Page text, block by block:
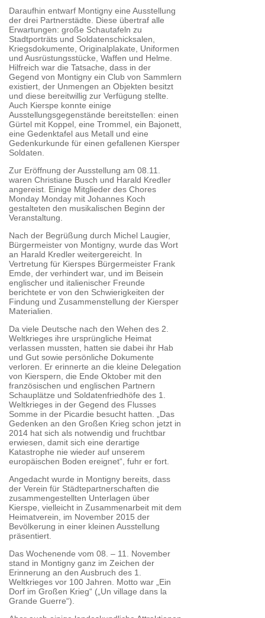
Daraufhin entwarf Montigny eine Ausstellung
der drei Partnerstädte. Diese übertraf alle
Erwartungen: große Schautafeln zu
Stadtporträts und Soldatenschicksalen,
Kriegsdokumente, Originalplakate, Uniformen
und Ausrüstungsstücke, Waffen und Helme.
Hilfreich war die Tatsache, dass in der
Gegend von Montigny ein Club von Sammlern
existiert, der Unmengen an Objekten besitzt
und diese bereitwillig zur Verfügung stellte.
Auch Kierspe konnte einige
Ausstellungsgegenstände bereitstellen: einen
Gürtel mit Koppel, eine Trommel, ein Bajonett,
eine Gedenktafel aus Metall und eine
Gedenkurkunde für einen gefallenen Kiersper
Soldaten.
Zur Eröffnung der Ausstellung am 08.11.
waren Christiane Busch und Harald Kredler
angereist. Einige Mitglieder des Chores
Monday Monday mit Johannes Koch
gestalteten den musikalischen Beginn der
Veranstaltung.
Nach der Begrüßung durch Michel Laugier,
Bürgermeister von Montigny, wurde das Wort
an Harald Kredler weitergereicht. In
Vertretung für Kierspes Bürgermeister Frank
Emde, der verhindert war, und im Beisein
englischer und italienischer Freunde
berichtete er von den Schwierigkeiten der
Findung und Zusammenstellung der Kiersper
Materialien.
Da viele Deutsche nach den Wehen des 2.
Weltkrieges ihre ursprüngliche Heimat
verlassen mussten, hatten sie dabei ihr Hab
und Gut sowie persönliche Dokumente
verloren. Er erinnerte an die kleine Delegation
von Kierspern, die Ende Oktober mit den
französischen und englischen Partnern
Schauplätze und Soldatenfriedhöfe des 1.
Weltkrieges in der Gegend des Flusses
Somme in der Picardie besucht hatten. „Das
Gedenken an den Großen Krieg schon jetzt in
2014 hat sich als notwendig und fruchtbar
erwiesen, damit sich eine derartige
Katastrophe nie wieder auf unserem
europäischen Boden ereignet“, fuhr er fort.
Angedacht wurde in Montigny bereits, dass
der Verein für Städtepartnerschaften die
zusammengestellten Unterlagen über
Kierspe, vielleicht in Zusammenarbeit mit dem
Heimatverein, im November 2015 der
Bevölkerung in einer kleinen Ausstellung
präsentiert.
Das Wochenende vom 08. – 11. November
stand in Montigny ganz im Zeichen der
Erinnerung an den Ausbruch des 1.
Weltkrieges vor 100 Jahren. Motto war „Ein
Dorf im Großen Krieg“ („Un village dans la
Grande Guerre“).